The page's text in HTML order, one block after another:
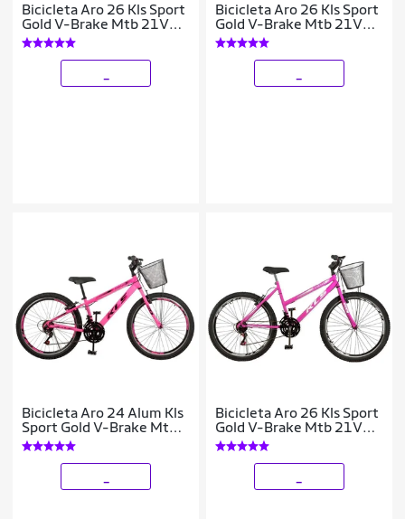
Bicicleta Aro 26 Kls Sport
Gold V-Brake Mtb 21V
Feminina
Bicicleta Aro 26 Kls Sport
Gold V-Brake Mtb 21V
Feminina
Bicicleta Aro 24 Alum Kls
Sport Gold V-Brake Mtb
21V Feminina
Bicicleta Aro 26 Kls Sport
Gold V-Brake Mtb 21V
Feminina